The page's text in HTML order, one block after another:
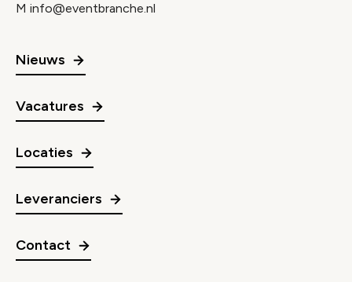
M info@eventbranche.nl
Nieuws
Vacatures
Locaties
Leveranciers
Contact